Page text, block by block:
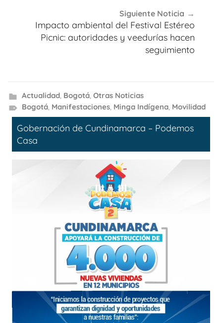
Siguiente Noticia
Impacto ambiental del Festival Estéreo
Picnic: autoridades y veedurías hacen
seguimiento
Actualidad, Bogotá, Otras Noticias
Bogotá, Manifestaciones, Minga Indígena, Movilidad
Gobernación de Cundinamarca – Podemos
Casa